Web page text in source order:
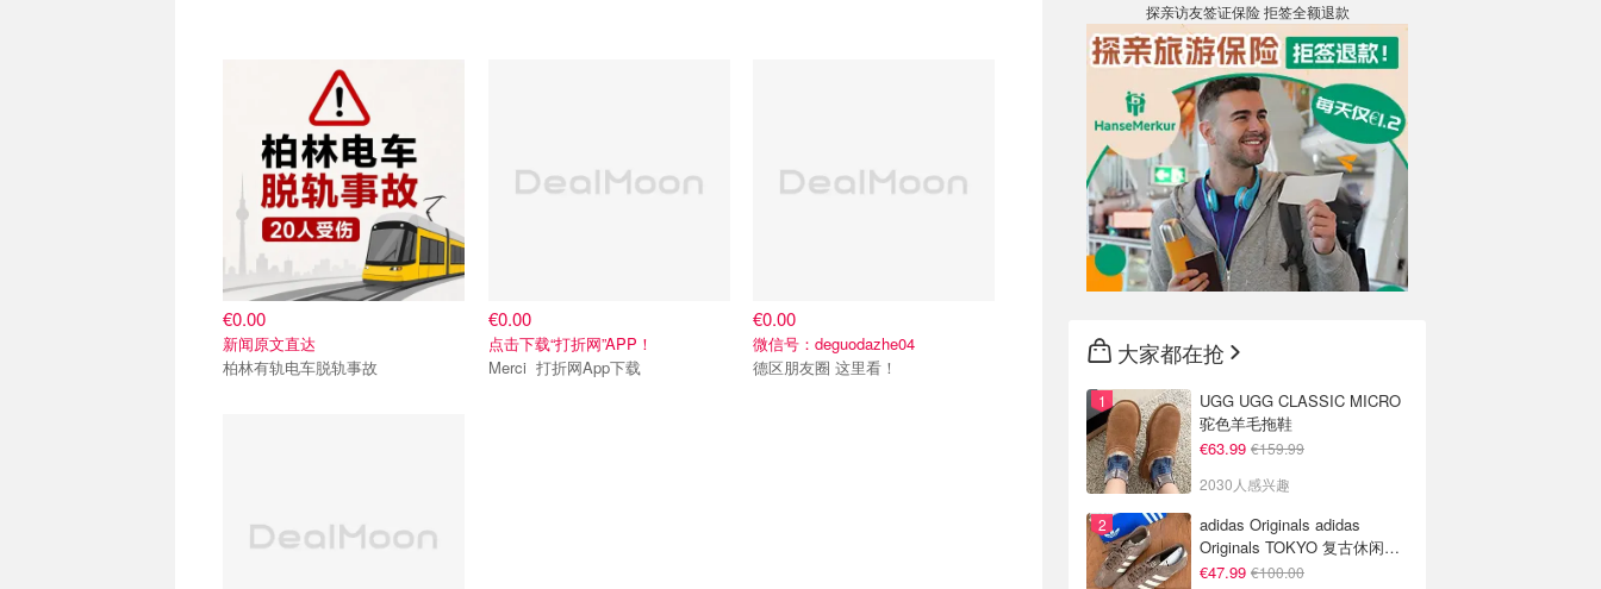
€0.00
新闻原文直达
柏林有轨电车脱轨事故
€0.00
点击下载“打折网”APP！
Merci 打折网App下载
€0.00
微信号：deguodazhe04
德区朋友圈 这里看！
探亲访友签证保险 拒签全额退款
大家都在抢
UGG UGG CLASSIC MICRO
驼色羊毛拖鞋
€63.99 €159.99
2030人感兴趣
adidas Originals adidas
Originals TOKYO 复古休闲鞋
深棕色
€47.99 €100.00